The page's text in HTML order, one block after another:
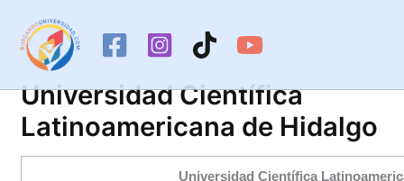
contenido
Universidad Científica
Latinoamericana de Hidalgo
Universidad Científica